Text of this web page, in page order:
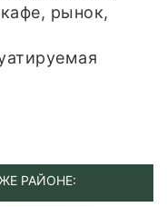
рынок,
РАЙОНЕ: